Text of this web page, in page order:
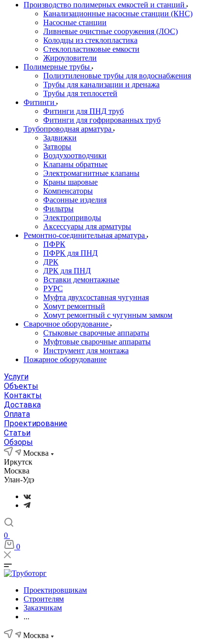
Производство полимерных емкостей и станций
Канализационные насосные станции (КНС)
Насосные станции
Ливневые очистные сооружения (ЛОС)
Колодцы из стеклопластика
Стеклопластиковые емкости
Жироуловители
Полимерные трубы
Полиэтиленовые трубы для водоснабжения
Трубы для канализации и дренажа
Трубы для теплосетей
Фитинги
Фитинги для ПНД труб
Фитинги для гофрированных труб
Трубопроводная арматура
Задвижки
Затворы
Воздухоотводчики
Клапаны обратные
Электромагнитные клапаны
Краны шаровые
Компенсаторы
Фасонные изделия
Фильтры
Электроприводы
Аксессуары для арматуры
Ремонтно-соединительная арматура
ПФРК
ПФРК для ПНД
ДРК
ДРК для ПНД
Вставки демонтажные
РУРС
Муфта двухсоставная чугунная
Хомут ремонтный
Хомут ремонтный с чугунным замком
Сварочное оборудование
Стыковые сварочные аппараты
Муфтовые сварочные аппараты
Инструмент для монтажа
Пожарное оборудование
Услуги
Объекты
Контакты
Доставка
Оплата
Проектирование
Статьи
Обзоры
Москва
Иркутск
Москва
Улан-Удэ
0
0
Проектировщикам
Строителям
Заказчикам
...
Москва